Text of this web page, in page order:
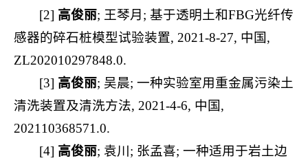
[2] 高俊丽; 王琴月; 基于透明土和FBG光纤传
感器的碎石桩模型试验装置, 2021-8-27, 中国,
ZL202010297848.0.
[3] 高俊丽; 吴晨; 一种实验室用重金属污染土
清洗装置及清洗方法, 2021-4-6, 中国,
202110368571.0.
[4] 高俊丽; 袁川; 张孟喜; 一种适用于岩土边